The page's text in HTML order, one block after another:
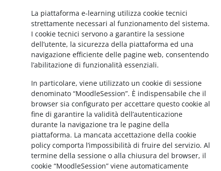
La piattaforma e-learning utilizza cookie tecnici
strettamente necessari al funzionamento del sistema.
I cookie tecnici servono a garantire la sessione
dell’utente, la sicurezza della piattaforma ed una
navigazione efficiente delle pagine web, consentendo
l’abilitazione di funzionalità essenziali.
In particolare, viene utilizzato un cookie di sessione
denominato “MoodleSession”. È indispensabile che il
browser sia configurato per accettare questo cookie al
fine di garantire la validità dell’autenticazione
durante la navigazione tra le pagine della
piattaforma. La mancata accettazione della cookie
policy comporta l’impossibilità di fruire del servizio. Al
termine della sessione o alla chiusura del browser, il
cookie “MoodleSession” viene automaticamente